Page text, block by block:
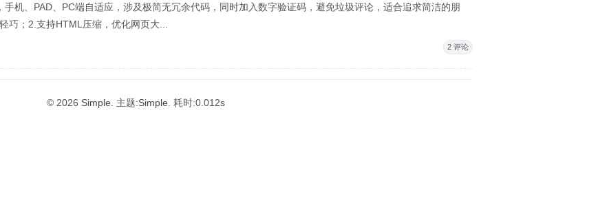
机、PAD、PC端自适应，涉及极简无冗余代码，同时加入数字验证码，避免垃圾评论，适合追求简洁的朋
巧；2.支持HTML压缩，优化网页大...
2 评论
© 2026 Simple . 主题:Simple . 耗时:0.012s